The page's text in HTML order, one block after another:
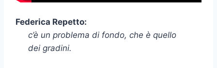
Federica Repetto:
c’è un problema di fondo, che è quello
dei gradini.